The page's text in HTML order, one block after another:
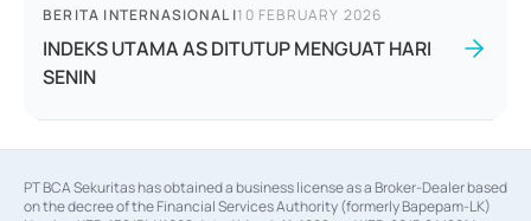
BERITA INTERNASIONAL |10 FEBRUARY 2026
INDEKS UTAMA AS DITUTUP MENGUAT HARI
SENIN
PT BCA Sekuritas has obtained a business license as a Broker-Dealer based
on the decree of the Financial Services Authority (formerly Bapepam-LK)